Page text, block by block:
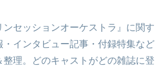
ンセッションオーケストラ』に関す
・インタビュー記事・付録特集など
整理。どのキャストがどの雑誌に登